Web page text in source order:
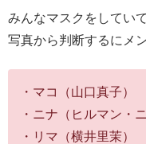
みんなマスクをしてい
写真から判断するにメ
・マコ（山口真子）
・ニナ（ヒルマン・ニ
・リマ（横井里茉）